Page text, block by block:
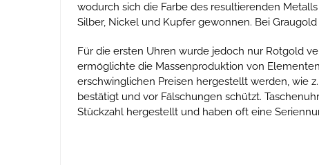
wodurch sich die Farbe des resultierenden
Silber, Nickel und Kupfer gewonnen. Bei
Für die ersten Uhren wurde jedoch nur Rotgold
ermöglichte die Massenproduktion von
erschwinglichen Preisen hergestellt werden, wie
bestätigt und vor Fälschungen schützt.
Stückzahl hergestellt und haben oft eine